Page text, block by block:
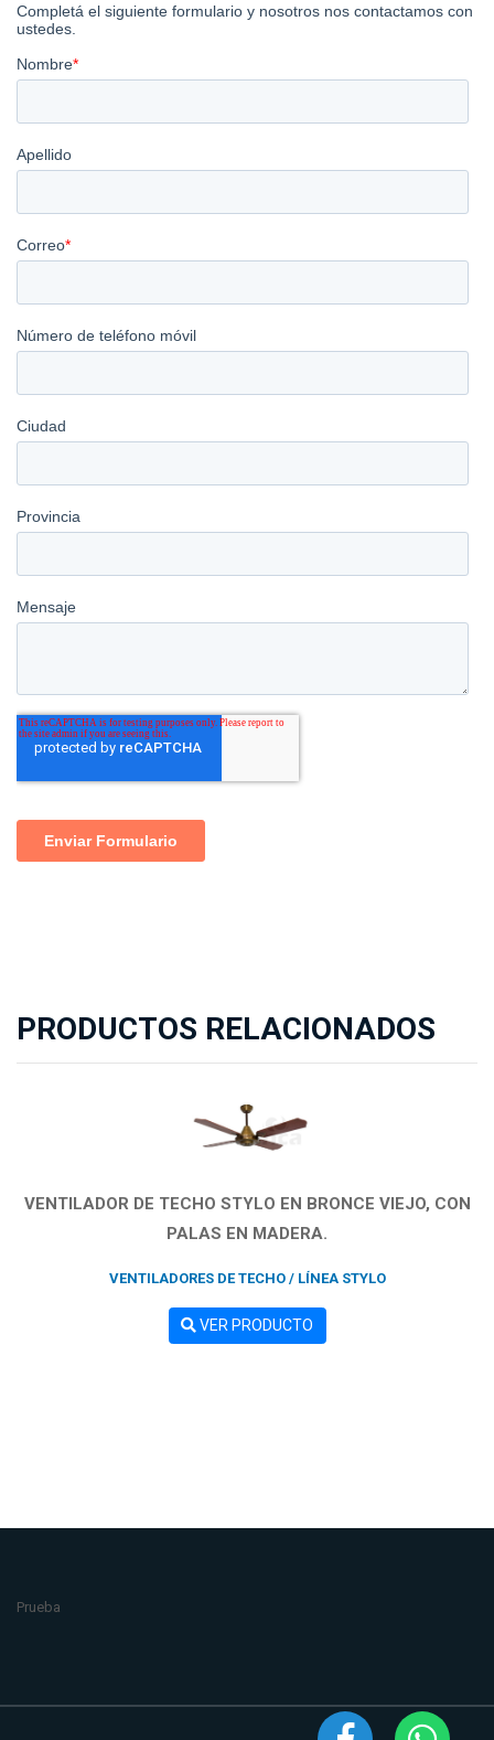
PRODUCTOS RELACIONADOS
VENTILADOR DE TECHO STYLO EN BRONCE VIEJO, CON
PALAS EN MADERA.
VENTILADORES DE TECHO / LÍNEA STYLO
VER PRODUCTO
Prueba